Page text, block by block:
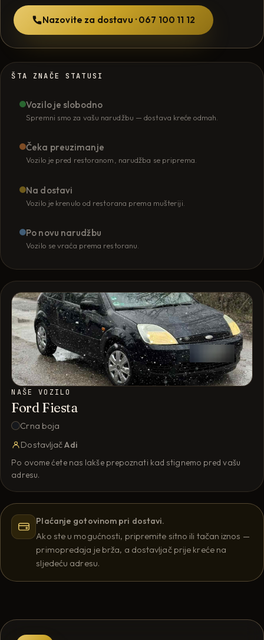
Nazovite za dostavu · 067 100 11 12
ŠTA ZNAČE STATUSI
Vozilo je slobodno
Spremni smo za vašu narudžbu — dostava kreće odmah.
Čeka preuzimanje
Vozilo je pred restoranom, narudžba se priprema.
Na dostavi
Vozilo je krenulo od restorana prema mušteriji.
Po novu narudžbu
Vozilo se vraća prema restoranu.
NAŠE VOZILO
Ford Fiesta
Crna boja
DostavljačAdi
Po ovome ćete nas lakše prepoznati kad stignemo pred vašu
adresu.
Plaćanje gotovinom pri dostavi.
Ako ste u mogućnosti, pripremite sitno ili tačan iznos —
primopredaja je brža, a dostavljač prije kreće na
sljedeću adresu.